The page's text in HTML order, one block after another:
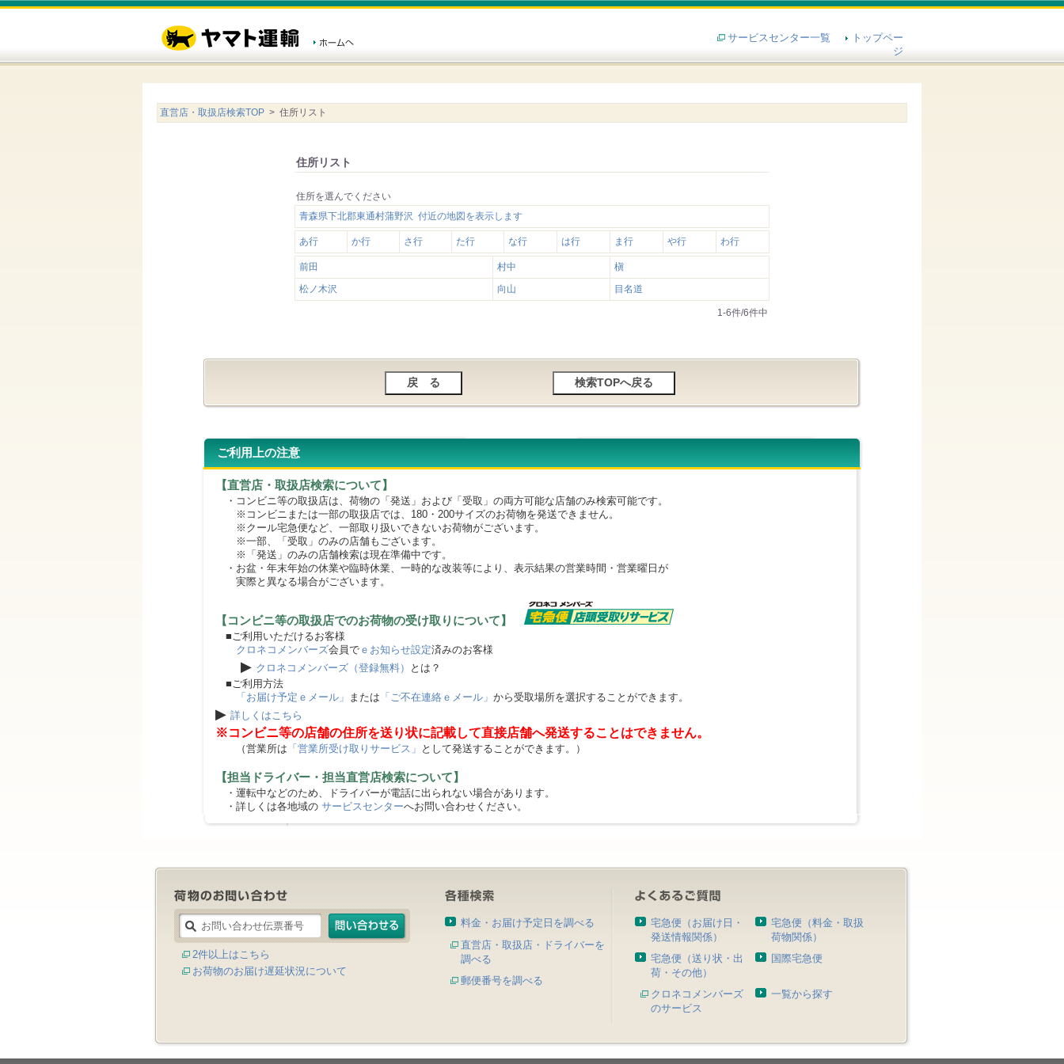
サービスセンター一覧
トップペー
ジ
直営店・取扱店検索TOP > 住所リスト
住所リスト
住所を選んでください
青森県下北郡東通村蒲野沢 付近の地図を表示します
あ行 か行 さ行 た行 な行 は行 ま行 や行 わ行
前田 村中
槇
松ノ木沢
向山 目名道
1-6件/6件中
ご利用上の注意
【直営店・取扱店検索について】
・コンビニ等の取扱店は、荷物の「発送」および「受取」の両方可能な店舗のみ検索可能です。
※コンビニまたは一部の取扱店では、180・200サイズのお荷物を発送できません。
※クール宅急便など、一部取り扱いできないお荷物がございます。
※一部、「受取」のみの店舗もございます。
※「発送」のみの店舗検索は現在準備中です。
・お盆・年末年始の休業や臨時休業、一時的な改装等により、表示結果の営業時間・営業曜日が
実際と異なる場合がございます。
【コンビニ等の取扱店でのお荷物の受け取りについて】
■ご利用いただけるお客様
クロネコメンバーズ会員で ｅお知らせ設定済みのお客様
▶ クロネコメンバーズ（登録無料）
とは？
■ご利用方法
「お届け予定ｅメール」 または 「ご不在連絡ｅメール」 から受取場所を選択することができます。
▶ 詳しくはこちら
※コンビニ等の店舗の住所を送り状に記載して直接店舗へ発送することはできません。
（営業所は 「営業所受け取りサービス」 として発送することができます。）
【担当ドライバー・担当直営店検索について】
・運転中などのため、ドライバーが電話に出られない場合があります。
・詳しくは各地域の サービスセンターへお問い合わせください。
2件以上はこちら
お荷物のお届け遅延状況について
料金・お届け予定日を調べる
直営店・取扱店・ドライバーを
調べる
郵便番号を調べる
宅急便（お届け日・
発送情報関係）
宅急便（料金・取扱
荷物関係）
宅急便（送り状・出
荷・その他）
国際宅急便
クロネコメンバーズ
のサービス
一覧から探す